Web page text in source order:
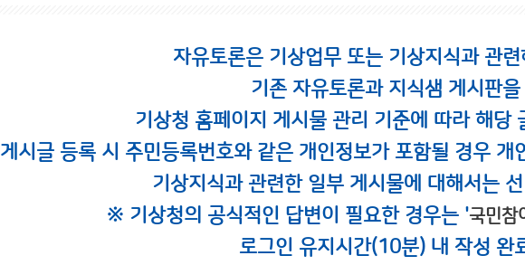
자유토론은 기상업무 또는 기상지식과 관
기존 자유토론과 지식샘 게시판
기상청 홈페이지 게시물 관리 기준에 따라 해당
게시글 등록 시 주민등록번호와 같은 개인정보가 포함될 경우
기상지식과 관련한 일부 게시물에 대해서는
※ 기상청의 공식적인 답변이 필요한 경우는 '국민참
로그인 유지시간(10분) 내 작성 완